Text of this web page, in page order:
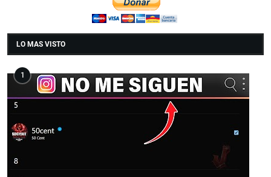
LO MAS VISTO